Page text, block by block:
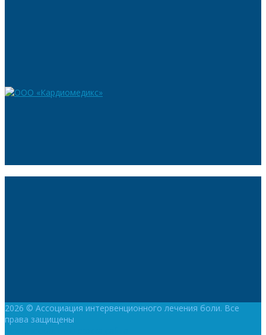
2026 © Ассоциация интервенционного лечения боли. Все
права защищены